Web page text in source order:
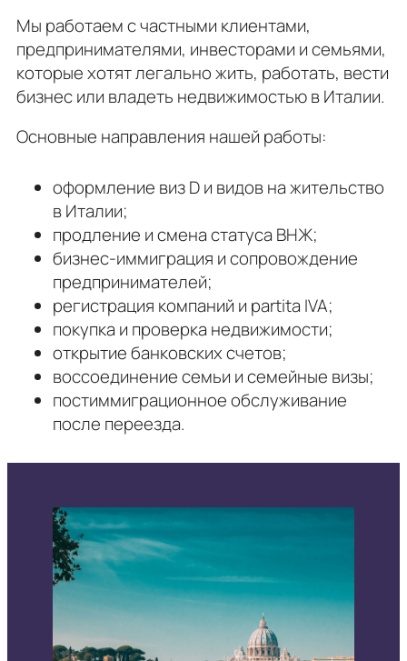
Мы работаем с частными клиентами,
предпринимателями, инвесторами и семьями,
которые хотят легально жить, работать, вести
бизнес или владеть недвижимостью в Италии.
Основные направления нашей работы:
оформление виз D и видов на жительство
в Италии;
продление и смена статуса ВНЖ;
бизнес-иммиграция и сопровождение
предпринимателей;
регистрация компаний и partita IVA;
покупка и проверка недвижимости;
открытие банковских счетов;
воссоединение семьи и семейные визы;
постиммиграционное обслуживание
после переезда.